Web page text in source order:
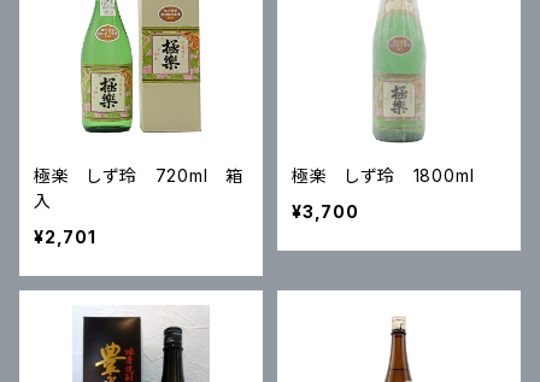
極楽 しず玲 720ml 箱
入
¥2,701
極楽 しず玲 1800ml
¥3,700